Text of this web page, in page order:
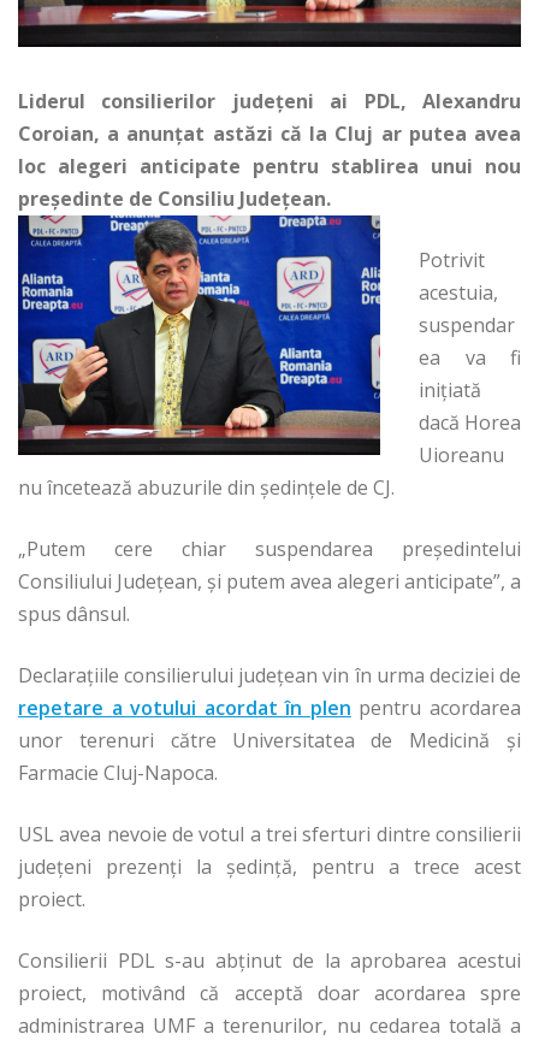
Liderul consilierilor județeni ai PDL, Alexandru
Coroian, a anunțat astăzi că la Cluj ar putea avea
loc alegeri anticipate pentru stablirea unui nou
președinte de Consiliu Județean.
Potrivit
acestuia,
suspendar
ea va fi
inițiată
dacă Horea
Uioreanu
nu încetează abuzurile din ședințele de CJ.
„Putem cere chiar suspendarea președintelui
Consiliului Județean, și putem avea alegeri anticipate”, a
spus dânsul.
Declarațiile consilierului județean vin în urma deciziei de
repetare a votului acordat în plen pentru acordarea
unor terenuri către Universitatea de Medicină și
Farmacie Cluj-Napoca.
USL avea nevoie de votul a trei sferturi dintre consilierii
județeni prezenți la ședință, pentru a trece acest
proiect.
Consilierii PDL s-au abținut de la aprobarea acestui
proiect, motivând că acceptă doar acordarea spre
administrarea UMF a terenurilor, nu cedarea totală a